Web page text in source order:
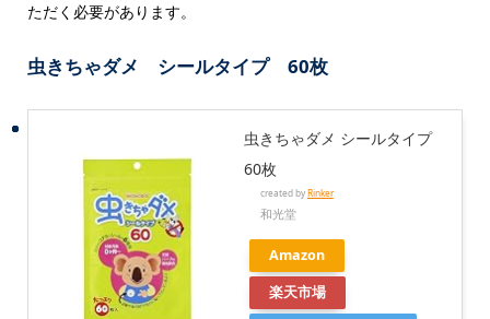
ただく必要があります。
虫きちゃダメ シールタイプ 60枚
虫きちゃダメ シールタイプ
60枚
created byRinker
和光堂
Amazon
楽天市場